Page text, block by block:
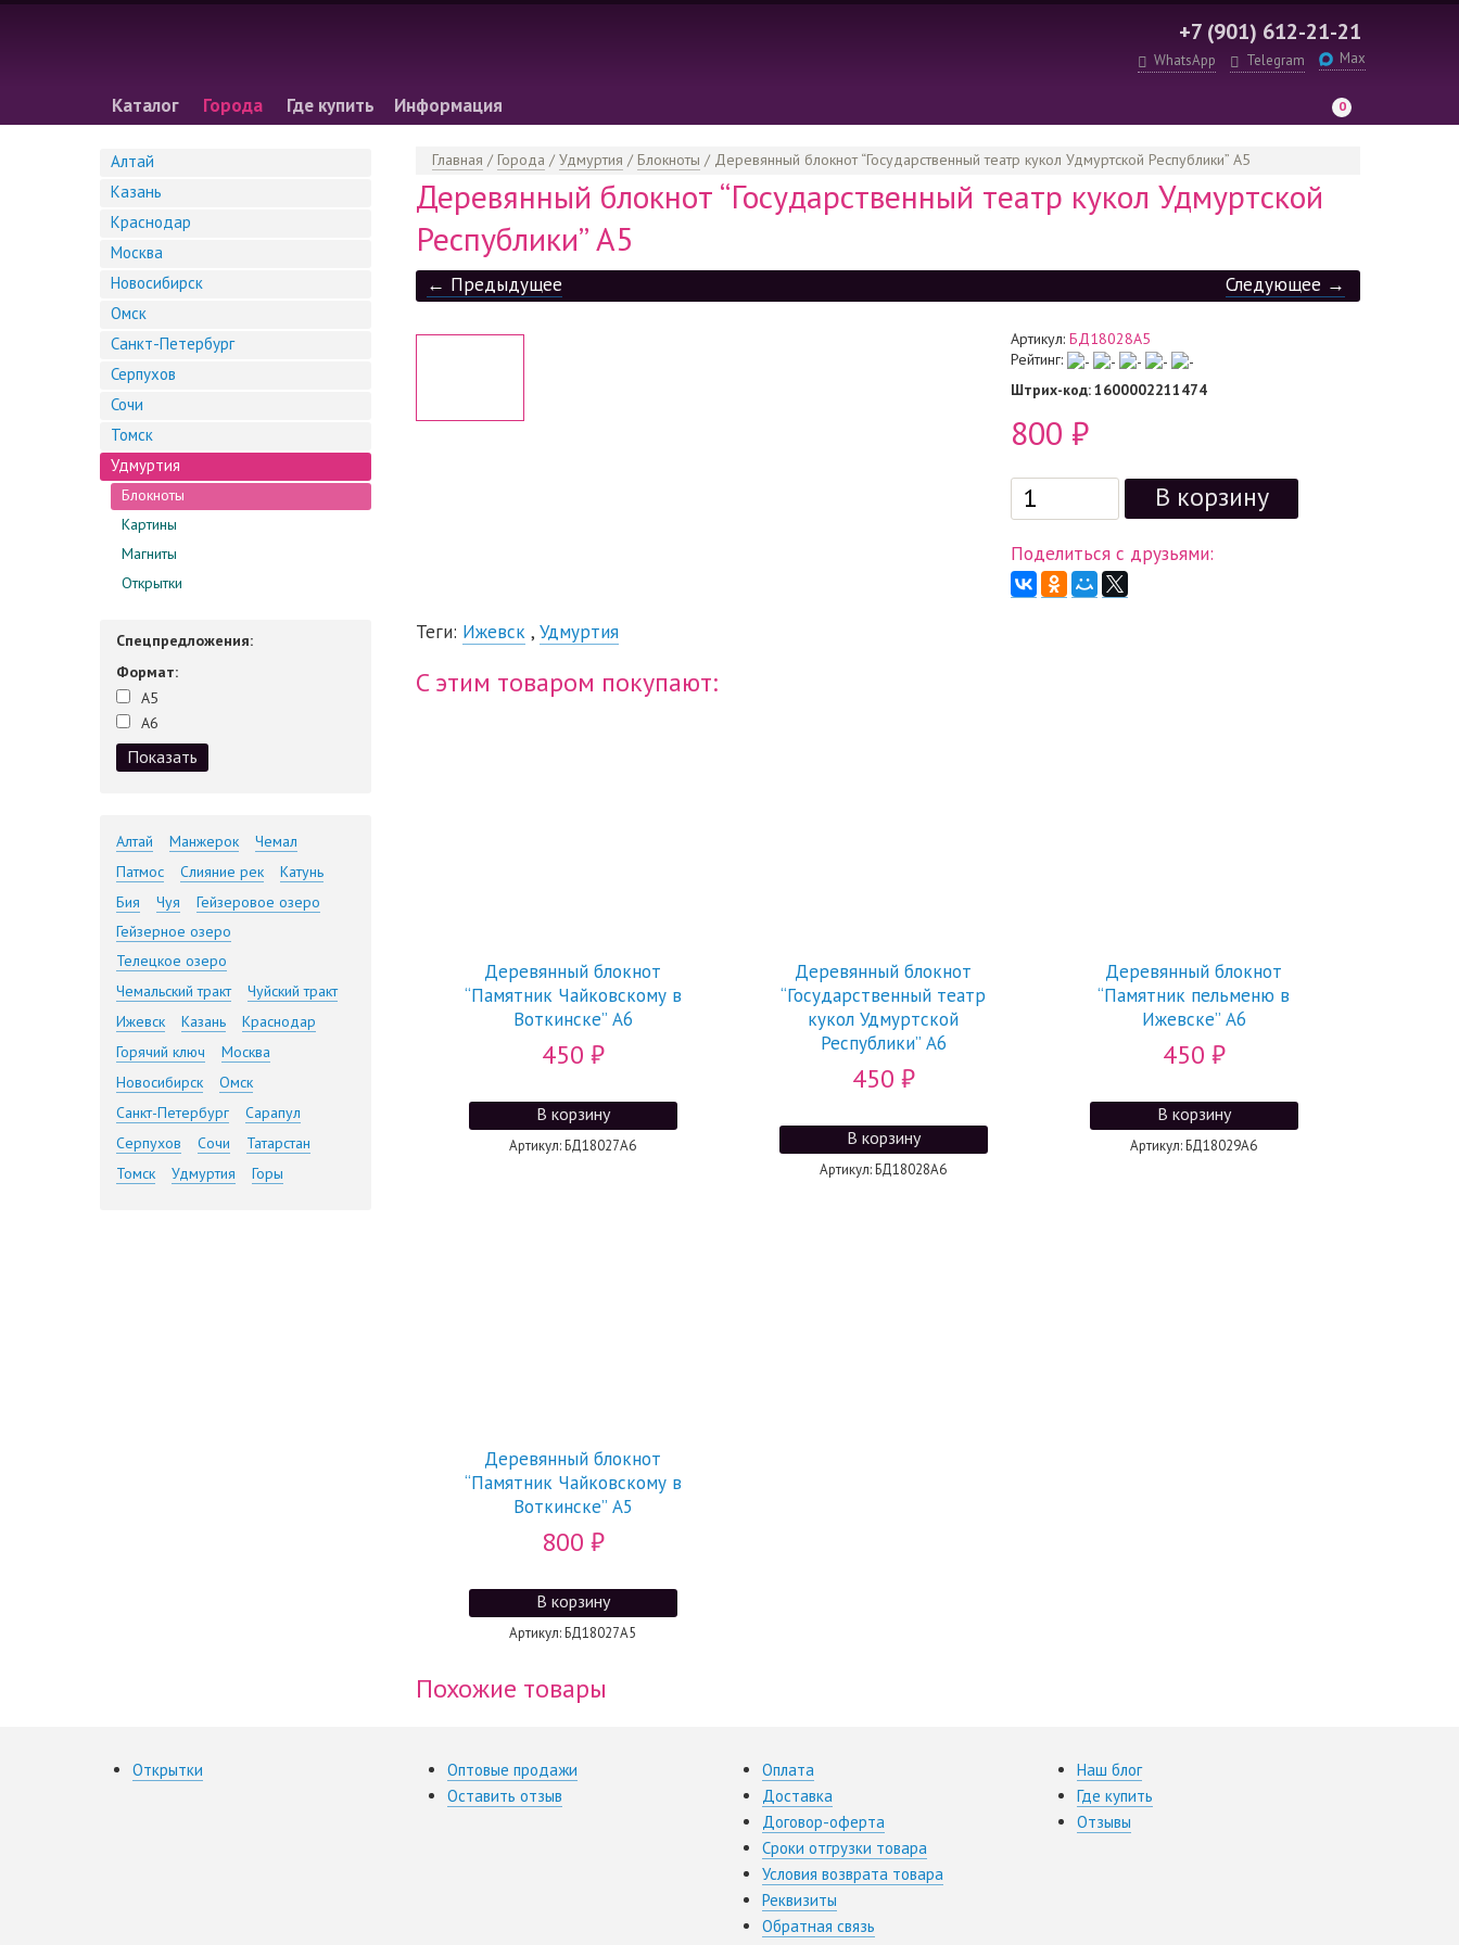
+7 (901) 612-21-21
WhatsApp Telegram Max
Каталог Города Где купить Информация 0
Алтай
Казань
Краснодар
Москва
Новосибирск
Омск
Санкт-Петербург
Серпухов
Сочи
Томск
Удмуртия
Блокноты
Картины
Магниты
Открытки
Спецпредложения:
Формат:
А5
А6
Алтай Манжерок
Чемал
Патмос
Слияние рек
Катунь
Бия
Чуя
Гейзеровое озеро
Гейзерное озеро
Телецкое озеро
Чемальский тракт
Чуйский тракт
Ижевск
Казань
Краснодар
Горячий ключ
Москва
Новосибирск
Омск
Санкт-Петербург
Сарапул
Серпухов
Сочи
Татарстан
Томск
Удмуртия Горы
Главная / Города / Удмуртия / Блокноты / Деревянный блокнот “Государственный театр кукол Удмуртской Республики” А5
Деревянный блокнот “Государственный театр кукол Удмуртской
Республики” А5
← Предыдущее Следующее →
Артикул: БД18028А5
Рейтинг:
Штрих-код: 1600002211474
800 ₽
Поделиться с друзьями:
Теги: Ижевск , Удмуртия
C этим товаром покупают:
Деревянный блокнот
“Памятник Чайковскому в
Воткинске” А6
450 ₽
Артикул: БД18027А6
Деревянный блокнот
“Государственный театр
кукол Удмуртской
Республики” А6
450 ₽
Артикул: БД18028А6
Деревянный блокнот
“Памятник пельменю в
Ижевске” А6
450 ₽
Артикул: БД18029А6
Деревянный блокнот
“Памятник Чайковскому в
Воткинске” А5
800 ₽
Артикул: БД18027А5
Похожие товары
Открытки
Оптовые продажи
Оставить отзыв
Оплата
Доставка
Договор-оферта
Сроки отгрузки товара
Условия возврата товара
Реквизиты
Обратная связь
Наш блог
Где купить
Отзывы